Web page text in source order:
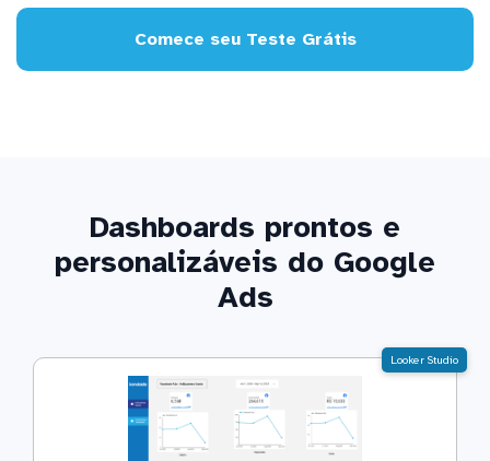
Comece seu Teste Grátis
Dashboards prontos e
personalizáveis do Google
Ads
Looker Studio